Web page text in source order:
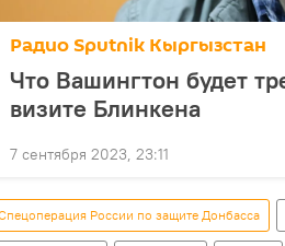
Радио Sputnik Кыргызстан
Что Вашингтон будет
визите Блинкена
7 сентября 2023, 23:11
России по защите Донбасса